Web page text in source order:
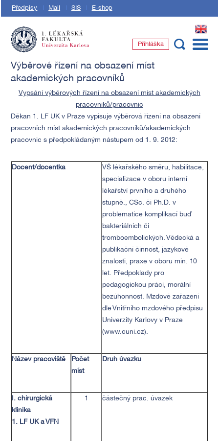
Předpisy Mail SIS E-shop
EN
Přihláška
Výběrové řízení na obsazení míst
akademických pracovníků
Vypsání výběrových řízení na obsazení míst akademických
pracovníků/pracovnic
Děkan 1. LF UK v Praze vypisuje výběrová řízení na obsazení
pracovních míst akademických pracovníků/akademických
pracovnic s předpokládaným nástupem od 1. 9. 2012:
Docent/docentka
VŠ lékařského směru, habilitace,
specializace v oboru interní
lékařství prvního a druhého
stupně., CSc. či Ph.D. v
problematice komplikací buď
bakteriálních či
tromboembolických. Vědecká a
publikační činnost, jazykové
znalosti, praxe v oboru min. 10
let. Předpoklady pro
pedagogickou práci, morální
bezúhonnost. Mzdové zařazení
dle Vnitřního mzdového předpisu
Univerzity Karlovy v Praze
(www.cuni.cz).
Název pracoviště
Počet
míst
Druh úvazku
I. chirurgická
klinika
1. LF UK a VFN
1 částečný prac. úvazek